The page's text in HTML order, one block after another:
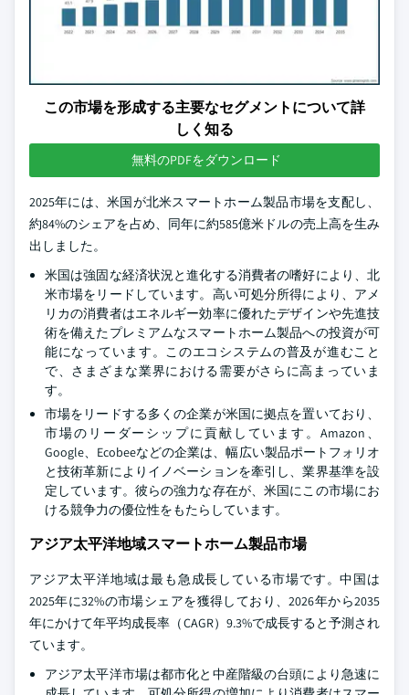
この市場を形成する主要なセグメントについて詳
しく知る
無料のPDFをダウンロード
2025年には、米国が北米スマートホーム製品市場を支配し、
約84%のシェアを占め、同年に約585億米ドルの売上高を生み
出しました。
米国は強固な経済状況と進化する消費者の嗜好により、北
米市場をリードしています。高い可処分所得により、アメ
リカの消費者はエネルギー効率に優れたデザインや先進技
術を備えたプレミアムなスマートホーム製品への投資が可
能になっています。このエコシステムの普及が進むこと
で、さまざまな業界における需要がさらに高まっていま
す。
市場をリードする多くの企業が米国に拠点を置いており、
市場のリーダーシップに貢献しています。Amazon、
Google、Ecobeeなどの企業は、幅広い製品ポートフォリオ
と技術革新によりイノベーションを牽引し、業界基準を設
定しています。彼らの強力な存在が、米国にこの市場にお
ける競争力の優位性をもたらしています。
アジア太平洋地域スマートホーム製品市場
アジア太平洋地域は最も急成長している市場です。中国は
2025年に32%の市場シェアを獲得しており、2026年から2035
年にかけて年平均成長率（CAGR）9.3%で成長すると予測され
ています。
アジア太平洋市場は都市化と中産階級の台頭により急速に